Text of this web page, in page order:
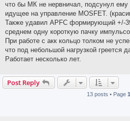
что бы МК не нервничал, подсунул ему
идущее на управление MOSFET.
Также удавил APFC формирующий +/-
среднем одну короткую пачку
При работе с акк кольцо толком не
что под небольшой нагрузкой греется
Работает несколько лет.
Post Reply
13 posts • Page 1